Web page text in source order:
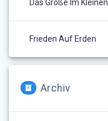
Das Große Im Kleinen
Frieden Auf Erden
Archiv